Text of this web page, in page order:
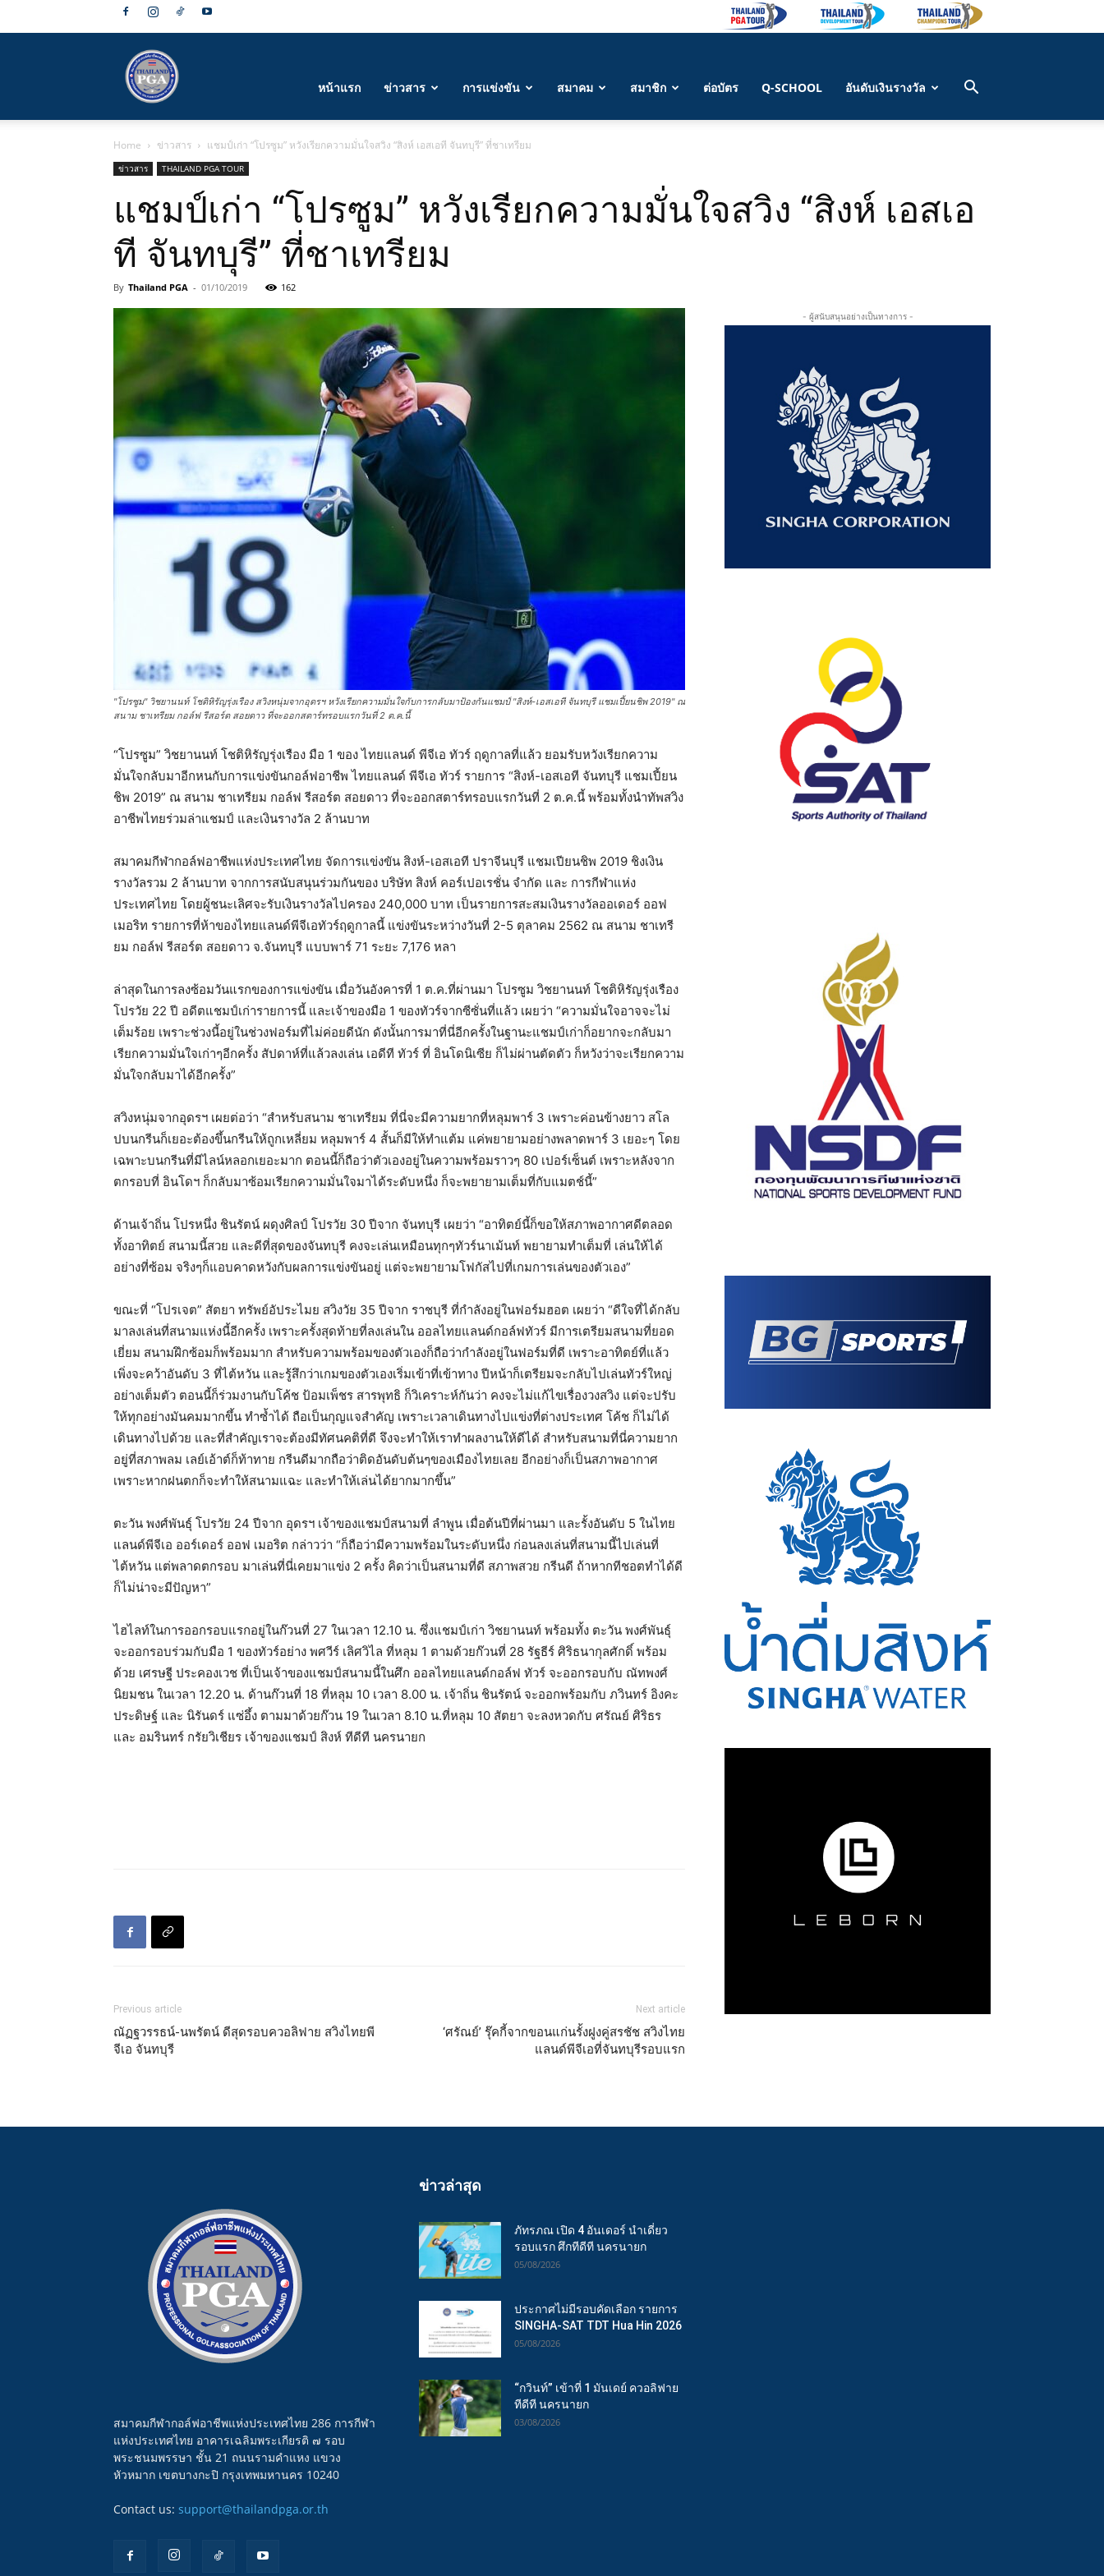
กีฬา
กอล์ฟ
อาชีพ
แห่ง
ประเทศไทย
หน้าแรก ข่าวสาร การแข่งขัน สมาคม สมาชิก ต่อบัตร Q-SCHOOL อันดับเงินรางวัล
Home ข่าวสาร แชมป์เก่า “โปรซูม” หวังเรียกความมั่นใจสวิง “สิงห์ เอสเอที จันทบุรี” ที่ชาเทรียม
ข่าวสาร THAILAND PGA TOUR
แชมป์เก่า “โปรซูม” หวังเรียกความมั่นใจสวิง “สิงห์ เอสเอ
ที จันทบุรี” ที่ชาเทรียม
By Thailand PGA - 01/10/2019 162
"โปรซูม" วิชยานนท์ โชติหิรัญรุ่งเรือง สวิงหนุ่มจากอุดรฯ หวังเรียกความมั่นใจกับการกลับมาป้องกันแชมป์ "สิงห์-เอสเอที จันทบุรี แชมเปี้ยนชิพ 2019" ณ
สนาม ชาเทรียม กอล์ฟ รีสอร์ต สอยดาว ที่จะออกสตาร์ทรอบแรกวันที่ 2 ต.ค.นี้
“โปรซูม” วิชยานนท์ โชติหิรัญรุ่งเรือง มือ 1 ของ ไทยแลนด์ พีจีเอ ทัวร์ ฤดูกาลที่แล้ว ยอมรับหวังเรียกความ
มั่นใจกลับมาอีกหนกับการแข่งขันกอล์ฟอาชีพ ไทยแลนด์ พีจีเอ ทัวร์ รายการ “สิงห์-เอสเอที จันทบุรี แชมเปี้ยน
ชิพ 2019” ณ สนาม ชาเทรียม กอล์ฟ รีสอร์ต สอยดาว ที่จะออกสตาร์ทรอบแรกวันที่ 2 ต.ค.นี้ พร้อมทั้งนำทัพสวิง
อาชีพไทยร่วมล่าแชมป์ และเงินรางวัล 2 ล้านบาท
สมาคมกีฬากอล์ฟอาชีพแห่งประเทศไทย จัดการแข่งขัน สิงห์-เอสเอที ปราจีนบุรี แชมเปียนชิพ 2019 ชิงเงิน
รางวัลรวม 2 ล้านบาท จากการสนับสนุนร่วมกันของ บริษัท สิงห์ คอร์เปอเรชั่น จำกัด และ การกีฬาแห่ง
ประเทศไทย โดยผู้ชนะเลิศจะรับเงินรางวัลไปครอง 240,000 บาท เป็นรายการสะสมเงินรางวัลออเดอร์ ออฟ
เมอริท รายการที่ห้าของไทยแลนด์พีจีเอทัวร์ฤดูกาลนี้ แข่งขันระหว่างวันที่ 2-5 ตุลาคม 2562 ณ สนาม ชาเทรี
ยม กอล์ฟ รีสอร์ต สอยดาว จ.จันทบุรี แบบพาร์ 71 ระยะ 7,176 หลา
ล่าสุดในการลงซ้อมวันแรกของการแข่งขัน เมื่อวันอังคารที่ 1 ต.ค.ที่ผ่านมา โปรซูม วิชยานนท์ โชติหิรัญรุ่งเรือง
โปรวัย 22 ปี อดีตแชมป์เก่ารายการนี้ และเจ้าของมือ 1 ของทัวร์จากซีซั่นที่แล้ว เผยว่า “ความมั่นใจอาจจะไม่
เต็มร้อย เพราะช่วงนี้อยู่ในช่วงฟอร์มที่ไม่ค่อยดีนัก ดังนั้นการมาที่นี่อีกครั้งในฐานะแชมป์เก่าก็อยากจะกลับมา
เรียกความมั่นใจเก่าๆอีกครั้ง สัปดาห์ที่แล้วลงเล่น เอดีที ทัวร์ ที่ อินโดนิเซีย ก็ไม่ผ่านตัดตัว ก็หวังว่าจะเรียกความ
มั่นใจกลับมาได้อีกครั้ง”
สวิงหนุ่มจากอุดรฯ เผยต่อว่า “สำหรับสนาม ชาเทรียม ที่นี่จะมีความยากที่หลุมพาร์ 3 เพราะค่อนข้างยาว สโล
ปบนกรีนก็เยอะต้องขึ้นกรีนให้ถูกเหลี่ยม หลุมพาร์ 4 สั้นก็มีให้ทำแต้ม แค่พยายามอย่างพลาดพาร์ 3 เยอะๆ โดย
เฉพาะบนกรีนที่มีไลน์หลอกเยอะมาก ตอนนี้ก็ถือว่าตัวเองอยู่ในความพร้อมราวๆ 80 เปอร์เซ็นต์ เพราะหลังจาก
ตกรอบที่ อินโดฯ ก็กลับมาซ้อมเรียกความมั่นใจมาได้ระดับหนึ่ง ก็จะพยายามเต็มที่กับแมตช์นี้”
ด้านเจ้าถิ่น โปรหนึ่ง ชินรัตน์ ผดุงศิลป์ โปรวัย 30 ปีจาก จันทบุรี เผยว่า “อาทิตย์นี้ก็ขอให้สภาพอากาศดีตลอด
ทั้งอาทิตย์ สนามนี้สวย และดีที่สุดของจันทบุรี คงจะเล่นเหมือนทุกๆทัวร์นาเม้นท์ พยายามทำเต็มที่ เล่นให้ได้
อย่างที่ซ้อม จริงๆก็แอบคาดหวังกับผลการแข่งขันอยู่ แต่จะพยายามโฟกัสไปที่เกมการเล่นของตัวเอง”
ขณะที่ “โปรเจต” สัตยา ทรัพย์อัประไมย สวิงวัย 35 ปีจาก ราชบุรี ที่กำลังอยู่ในฟอร์มฮอต เผยว่า “ดีใจที่ได้กลับ
มาลงเล่นที่สนามแห่งนี้อีกครั้ง เพราะครั้งสุดท้ายที่ลงเล่นใน ออลไทยแลนด์กอล์ฟทัวร์ มีการเตรียมสนามที่ยอด
เยี่ยม สนามฝึกซ้อมก็พร้อมมาก สำหรับความพร้อมของตัวเองก็ถือว่ากำลังอยู่ในฟอร์มที่ดี เพราะอาทิตย์ที่แล้ว
เพิ่งจะคว้าอันดับ 3 ที่ไต้หวัน และรู้สึกว่าเกมของตัวเองเริ่มเข้าที่เข้าทาง ปีหน้าก็เตรียมจะกลับไปเล่นทัวร์ใหญ่
อย่างเต็มตัว ตอนนี้ก็ร่วมงานกับโค้ช ป้อมเพ็ชร สารพุทธิ ก็วิเคราะห์กันว่า คงจะไม่แก้ไขเรื่องวงสวิง แต่จะปรับ
ให้ทุกอย่างมันคมมากขึ้น ทำซ้ำได้ ถือเป็นกุญแจสำคัญ เพราะเวลาเดินทางไปแข่งที่ต่างประเทศ โค้ช ก็ไม่ได้
เดินทางไปด้วย และที่สำคัญเราจะต้องมีทัศนคติที่ดี จึงจะทำให้เราทำผลงานให้ดีได้ สำหรับสนามที่นี่ความยาก
อยู่ที่สภาพลม เลย์เอ้าต์ก็ท้าทาย กรีนดีมากถือว่าติดอันดับต้นๆของเมืองไทยเลย อีกอย่างก็เป็นสภาพอากาศ
เพราะหากฝนตกก็จะทำให้สนามแฉะ และทำให้เล่นได้ยากมากขึ้น”
ตะวัน พงศ์พันธุ์ โปรวัย 24 ปีจาก อุดรฯ เจ้าของแชมป์สนามที่ ลำพูน เมื่อต้นปีที่ผ่านมา และรั้งอันดับ 5 ในไทย
แลนด์พีจีเอ ออร์เดอร์ ออฟ เมอริต กล่าวว่า “ก็ถือว่ามีความพร้อมในระดับหนึ่ง ก่อนลงเล่นที่สนามนี้ไปเล่นที่
ไต้หวัน แต่พลาดตกรอบ มาเล่นที่นี่เคยมาแข่ง 2 ครั้ง คิดว่าเป็นสนามที่ดี สภาพสวย กรีนดี ถ้าหากทีชอตทำได้ดี
ก็ไม่น่าจะมีปัญหา”
ไฮไลท์ในการออกรอบแรกอยู่ในก๊วนที่ 27 ในเวลา 12.10 น. ซึ่งแชมป์เก่า วิชยานนท์ พร้อมทั้ง ตะวัน พงศ์พันธุ์
จะออกรอบร่วมกับมือ 1 ของทัวร์อย่าง พศวีร์ เลิศวิไล ที่หลุม 1 ตามด้วยก๊วนที่ 28 รัฐธีร์ ศิริธนากุลศักดิ์ พร้อม
ด้วย เศรษฐี ประคองเวช ที่เป็นเจ้าของแชมป์สนามนี้ในศึก ออลไทยแลนด์กอล์ฟ ทัวร์ จะออกรอบกับ ณัทพงศ์
นิยมชน ในเวลา 12.20 น. ด้านก๊วนที่ 18 ที่หลุม 10 เวลา 8.00 น. เจ้าถิ่น ชินรัตน์ จะออกพร้อมกับ ภวินทร์ อิงคะ
ประดิษฐ์ และ นิรันดร์ แซ่อึ้ง ตามมาด้วยก๊วน 19 ในเวลา 8.10 น.ที่หลุม 10 สัตยา จะลงหวดกับ ศรัณย์ ศิริธร
และ อมรินทร์ กรัยวิเชียร เจ้าของแชมป์ สิงห์ ทีดีที นครนายก
Previous article
ณัฏฐวรรธน์-นพรัตน์ ดีสุดรอบควอลิฟาย สวิงไทยพี
จีเอ จันทบุรี
Next article
‘ศรัณย์’ รุ๊คกี้จากขอนแก่นรั้งฝูงคู่สรชัช สวิงไทย
แลนด์พีจีเอที่จันทบุรีรอบแรก
- ผู้สนับสนุนอย่างเป็นทางการ -
สมาคมกีฬากอล์ฟอาชีพแห่งประเทศไทย 286 การกีฬา
แห่งประเทศไทย อาคารเฉลิมพระเกียรติ ๗ รอบ
พระชนมพรรษา ชั้น 21 ถนนรามคำแหง แขวง
หัวหมาก เขตบางกะปิ กรุงเทพมหานคร 10240
Contact us: support@thailandpga.or.th
ข่าวล่าสุด
ภัทรภณ เปิด 4 อันเดอร์ นำเดี่ยว
รอบแรก ศึกทีดีที นครนายก
05/08/2026
ประกาศไม่มีรอบคัดเลือก รายการ
SINGHA-SAT TDT Hua Hin 2026
05/08/2026
“กวินท์” เข้าที่ 1 มันเดย์ ควอลิฟาย
ทีดีที นครนายก
03/08/2026